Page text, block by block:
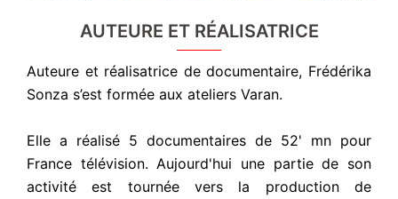
AUTEURE ET RÉALISATRICE
Auteure et réalisatrice de documentaire, Frédérika
Sonza s’est formée aux ateliers Varan.
Elle a réalisé 5 documentaires de 52' mn pour
France télévision. Aujourd'hui une partie de son
activité est tournée vers la production de